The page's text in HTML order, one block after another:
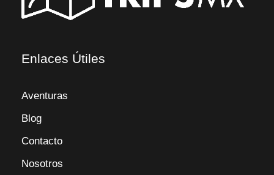
Enlaces Útiles
Aventuras
Blog
Contacto
Nosotros